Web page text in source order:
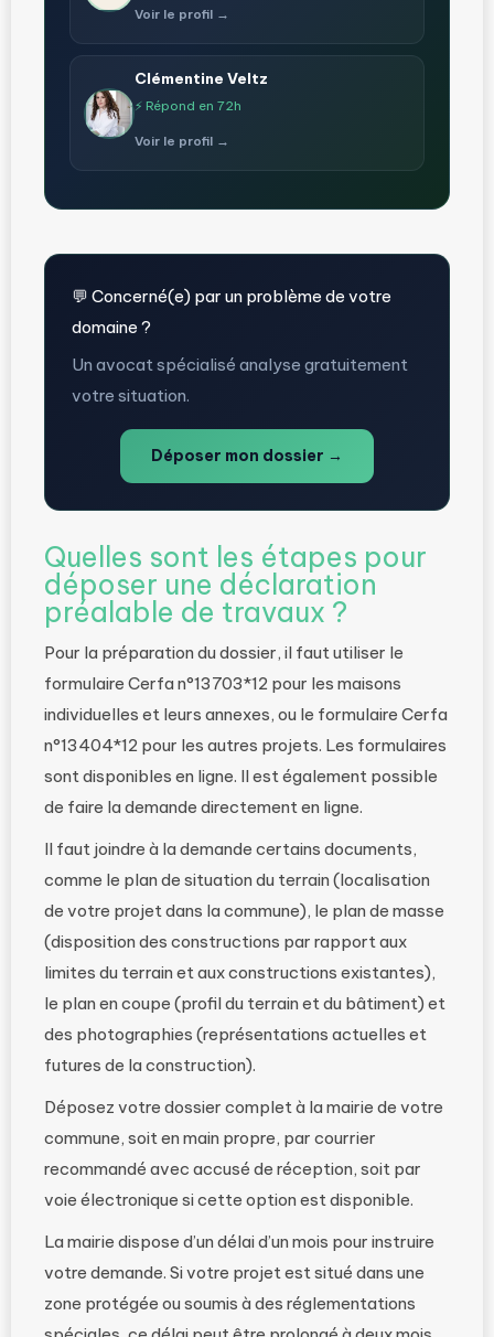
Voir le profil →
Clémentine Veltz
⚡ Répond en 72h
Voir le profil →
💬 Concerné(e) par un problème de votre
domaine ?
Un avocat spécialisé analyse gratuitement
votre situation.
Déposer mon dossier →
Quelles sont les étapes pour
déposer une déclaration
préalable de travaux ?
Pour la préparation du dossier, il faut utiliser le
formulaire Cerfa n°13703*12 pour les maisons
individuelles et leurs annexes, ou le formulaire Cerfa
n°13404*12 pour les autres projets. Les formulaires
sont disponibles en ligne. Il est également possible
de faire la demande directement en ligne.
Il faut joindre à la demande certains documents,
comme le plan de situation du terrain (localisation
de votre projet dans la commune), le plan de masse
(disposition des constructions par rapport aux
limites du terrain et aux constructions existantes),
le plan en coupe (profil du terrain et du bâtiment) et
des photographies (représentations actuelles et
futures de la construction).
Déposez votre dossier complet à la mairie de votre
commune, soit en main propre, par courrier
recommandé avec accusé de réception, soit par
voie électronique si cette option est disponible.
La mairie dispose d’un délai d’un mois pour instruire
votre demande. Si votre projet est situé dans une
zone protégée ou soumis à des réglementations